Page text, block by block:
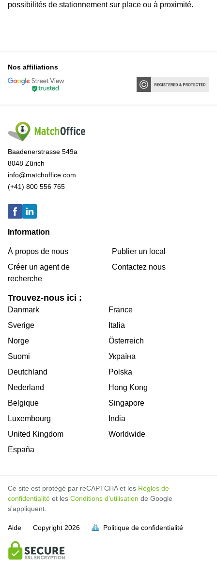
possibilités de stationnement sur place ou à proximité.
Nos affiliations
Baadenerstrasse 549a
8048 Zürich
info@matchoffice.com
(+41) 800 556 765
Information
À propos de nous
Créer un agent de
recherche
Publier un local
Contactez nous
Trouvez-nous ici :
Danmark
Sverige
Norge
Suomi
Deutchland
Nederland
Belgique
Luxembourg
United Kingdom
España
France
Italia
Österreich
Україна
Polska
Hong Kong
Singapore
India
Worldwide
Ce site est protégé par reCAPTCHA et les Règles de
confidentialité et les Conditions d’utilisation de Google
s’appliquent.
Aide Copyright 2026 Politique de confidentialité